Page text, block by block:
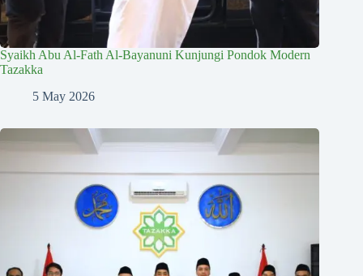
Syaikh Abu Al-Fath Al-Bayanuni Kunjungi Pondok Modern
Tazakka
5 May 2026